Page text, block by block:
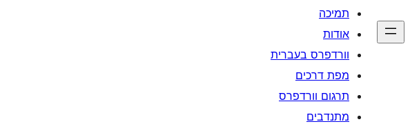
תמיכה
אודות
וורדפרס בעברית
מפת דרכים
תרגום וורדפרס
מתנדבים